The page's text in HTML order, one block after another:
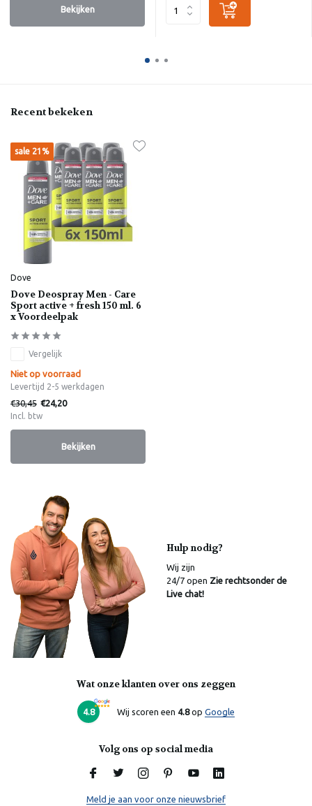
Bekijken
Recent bekeken
sale 21%
Dove
Dove Deospray Men - Care
Sport active + fresh 150 ml. 6
x Voordeelpak
Vergelijk
Niet op voorraad
Levertijd 2-5 werkdagen
€30,45 €24,20
Incl. btw
Bekijken
Hulp nodig?
Wij zijn
24/7 open Zie rechtsonder de
Live chat!
Wat onze klanten over ons zeggen
4.8 Wij scoren een 4.8op Google
Volg ons op social media
Meld je aan voor onze nieuwsbrief
Online